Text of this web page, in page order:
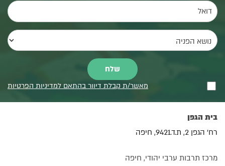
מאשר/ת קבלת דיוור בהתאם למדיניות הפרטיות
בית הגפן
רח' הגפן 2, ת.ד.9421, חיפה
מרכז תרבות ערבי יהודי, חיפה